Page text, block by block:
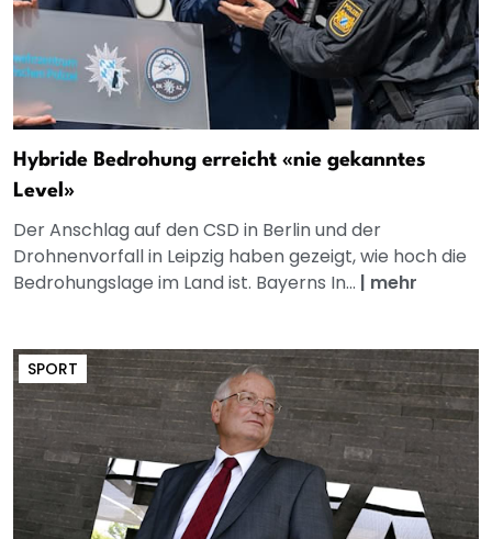
Hybride Bedrohung erreicht «nie gekanntes
Level»
Der Anschlag auf den CSD in Berlin und der
Drohnenvorfall in Leipzig haben gezeigt, wie hoch die
Bedrohungslage im Land ist. Bayerns In... | mehr
SPORT